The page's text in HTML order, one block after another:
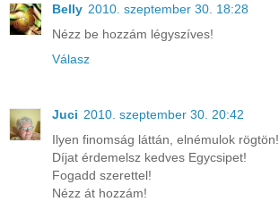
Belly 2010. szeptember 30. 18:28
Nézz be hozzám légyszíves!
Válasz
Juci 2010. szeptember 30. 20:42
Ilyen finomság láttán, elnémulok rögtön!
Díjat érdemelsz kedves Egycsipet!
Fogadd szerettel!
Nézz át hozzám!